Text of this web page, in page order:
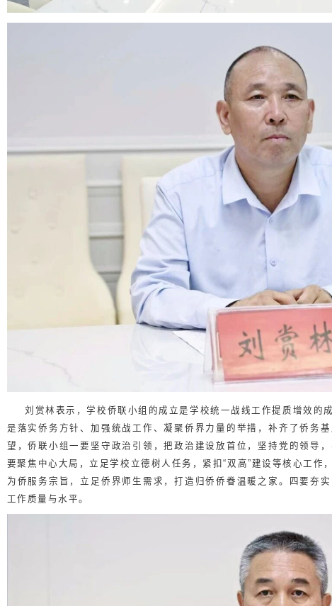
刘赏林表示，学校侨联小组的成立是学校统一战线工作提质增效的
是落实侨务方针、加强统战工作、凝聚侨界力量的举措，补齐了侨务
望，侨联小组一要坚守政治引领，把政治建设放首位，坚持党的领导
要聚焦中心大局，立足学校立德树人任务，紧扣“双高”建设等核心工作
为侨服务宗旨，立足侨界师生需求，打造归侨侨眷温暖之家。四要夯
工作质量与水平。